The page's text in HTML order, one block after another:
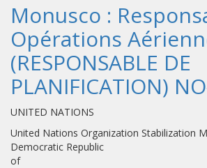
Monusco :
Opérations
(RESPONSABLE DE
PLANIFICATION)
UNITED NATIONS
United Nations Organization Stabilization
Democratic Republic
of